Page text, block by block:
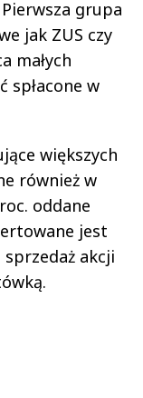
grupa
jak ZUS czy
małych
spłacone w
większych
również w
oddane
jest
akcji